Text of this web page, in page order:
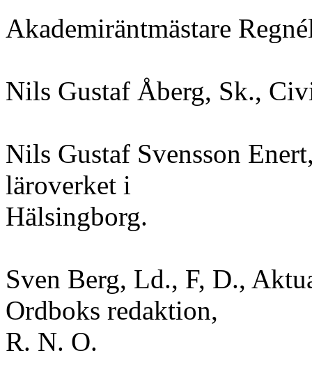
Akademiräntmästare
Nils Gustaf Åberg, Sk.,
Nils Gustaf Svensson
läroverket i
Hälsingborg.
Sven Berg, Ld., F, D.,
Ordboks redaktion,
R. N. O.